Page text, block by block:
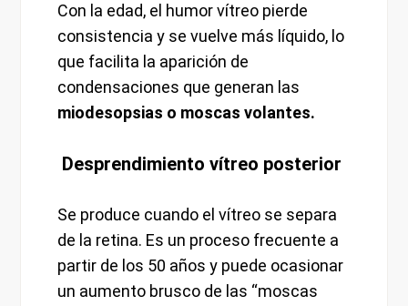
Con la edad, el humor vítreo pierde
consistencia y se vuelve más líquido, lo
que facilita la aparición de
condensaciones que generan las
miodesopsias o moscas volantes.
Desprendimiento vítreo posterior
Se produce cuando el vítreo se separa
de la retina. Es un proceso frecuente a
partir de los 50 años y puede ocasionar
un aumento brusco de las “moscas